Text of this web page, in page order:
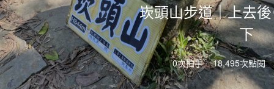
崁頭山步道｜上去
下
0次拍手 18,495次點閱